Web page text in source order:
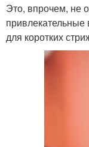
Это, впрочем, не
для коротких